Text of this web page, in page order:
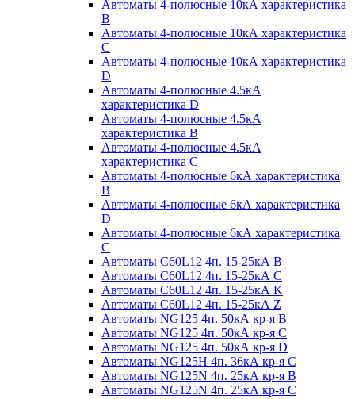
Автоматы 4-полюсные 10кА характеристика
B
Автоматы 4-полюсные 10кА характеристика
C
Автоматы 4-полюсные 10кА характеристика
D
Автоматы 4-полюсные 4.5кА
характеристика D
Автоматы 4-полюсные 4.5кА
характеристика В
Автоматы 4-полюсные 4.5кА
характеристика С
Автоматы 4-полюсные 6кА характеристика
B
Автоматы 4-полюсные 6кА характеристика
D
Автоматы 4-полюсные 6кА характеристика
С
Автоматы C60L12 4п. 15-25кА B
Автоматы C60L12 4п. 15-25кА C
Автоматы C60L12 4п. 15-25кА K
Автоматы C60L12 4п. 15-25кА Z
Автоматы NG125 4п. 50кА кр-я B
Автоматы NG125 4п. 50кА кр-я C
Автоматы NG125 4п. 50кА кр-я D
Автоматы NG125H 4п. 36кА кр-я C
Автоматы NG125N 4п. 25кА кр-я B
Автоматы NG125N 4п. 25кА кр-я C